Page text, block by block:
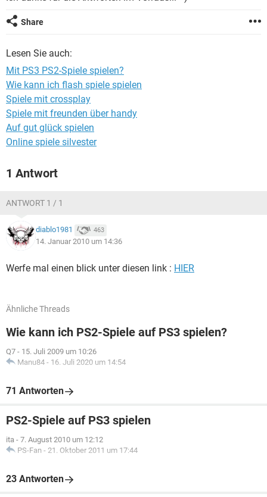
FACEBOOK
Share
Lesen Sie auch:
Mit PS3 PS2-Spiele spielen?
Wie kann ich flash spiele spielen
Spiele mit crossplay
Spiele mit freunden über handy
Auf gut glück spielen
Online spiele silvester
1 Antwort
ANTWORT 1 / 1
diablo1981 463
14. Januar 2010 um 14:36
Werfe mal einen blick unter diesen link : HIER
Ähnliche Threads
Wie kann ich PS2-Spiele auf PS3 spielen?
Q7 - 15. Juli 2009 um 10:26
Manu84 - 16. Juli 2020 um 14:54
71 Antworten
PS2-Spiele auf PS3 spielen
ita - 7. August 2010 um 12:12
PS-Fan - 21. Oktober 2011 um 17:44
23 Antworten